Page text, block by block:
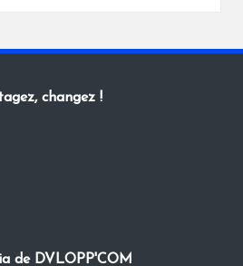
changez !
de DVLOPP'COM